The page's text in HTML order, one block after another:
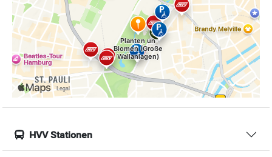
HVV Stationen